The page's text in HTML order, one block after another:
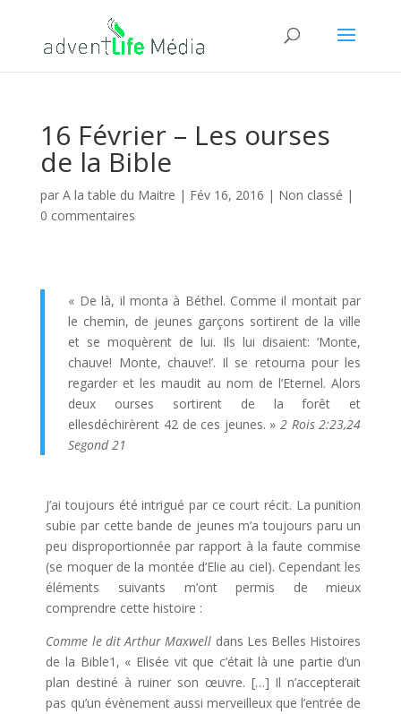
16 Février – Les ourses
de la Bible
par A la table du Maitre | Fév 16, 2016 | Non classé |
0 commentaires
« De là, il monta à Béthel. Comme il montait par
le chemin, de jeunes garçons sortirent de la ville
et se moquèrent de lui. Ils lui disaient: ‘Monte,
chauve! Monte, chauve!’. Il se retourna pour les
regarder et les maudit au nom de l’Eternel. Alors
deux ourses sortirent de la forêt et
ellesdéchirèrent 42 de ces jeunes. »2 Rois 2:23,24
Segond 21
J’ai toujours été intrigué par ce court récit. La punition
subie par cette bande de jeunes m’a toujours paru un
peu disproportionnée par rapport à la faute commise
(se moquer de la montée d’Elie au ciel). Cependant les
éléments suivants m’ont permis de mieux
comprendre cette histoire :
Comme le dit Arthur Maxwell dans Les Belles Histoires
de la Bible1, « Elisée vit que c’était là une partie d’un
plan destiné à ruiner son œuvre. […] Il n’accepterait
pas qu’un évènement aussi merveilleux que l’entrée de